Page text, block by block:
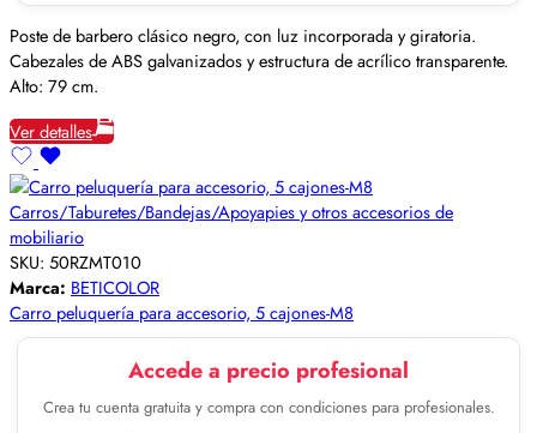
Poste de barbero clásico negro, con luz incorporada y giratoria.
Cabezales de ABS galvanizados y estructura de acrílico transparente.
Alto: 79 cm.
Ver detalles
Carros/Taburetes/Bandejas/Apoyapies y otros accesorios de
mobiliario
SKU: 50RZMT010
Marca: BETICOLOR
Carro peluquería para accesorio, 5 cajones-M8
Accede a precio profesional
Crea tu cuenta gratuita y compra con condiciones para profesionales.